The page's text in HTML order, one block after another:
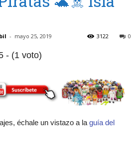
- mayo 25, 2019 0
3122
- (1 voto)
échale un vistazo a la guía del